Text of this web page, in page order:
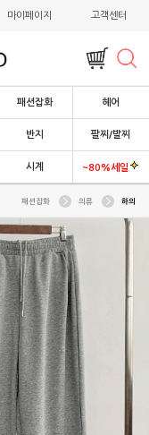
마이페이지 고객센터
패션잡화 헤어
반지 팔찌/발찌
시계 ~80%세일
패션잡화 의류 하의